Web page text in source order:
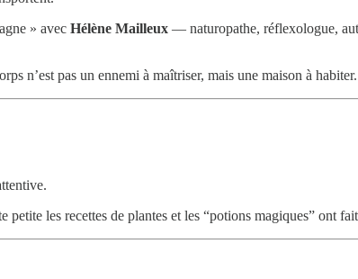
» avec Hélène Mailleux — naturopathe, réflexologue,
n’est pas un ennemi à maîtriser, mais une maison à habiter.
les recettes de plantes et les “potions magiques” ont